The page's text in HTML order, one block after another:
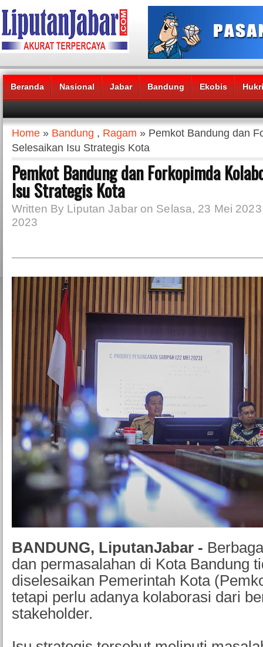
Beranda Nasional Jabar Bandung Ekobis
Headlines News :
Home » Bandung , Ragam » Pemkot Bandung dan
Selesaikan Isu Strategis Kota
Pemkot Bandung dan Forkopimda
Isu Strategis Kota
Written By Liputan Jabar on Selasa, 23 Mei
2023
BANDUNG, LiputanJabar -
dan permasalahan di Kota Bandung
diselesaikan Pemerintah Kota
tetapi perlu adanya kolaborasi dari
stakeholder.